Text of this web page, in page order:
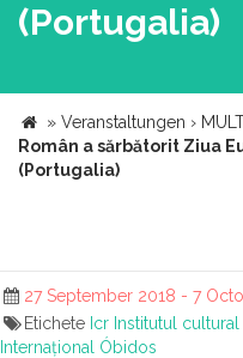
(Portugalia)
» Veranstaltungen ›
Român a sărbătorit Ziua
(Portugalia)
27 September 2018 - 7
Etichete Icr Institutul
Internațional
Óbidos